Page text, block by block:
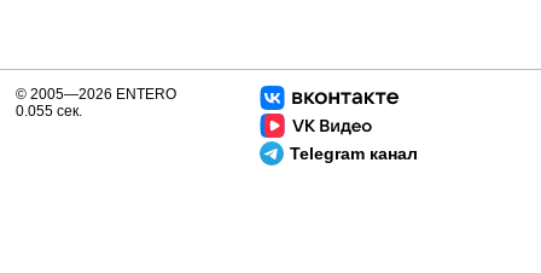
Telegram канал
© 2005—2026 ENTERO
0.055 сек.